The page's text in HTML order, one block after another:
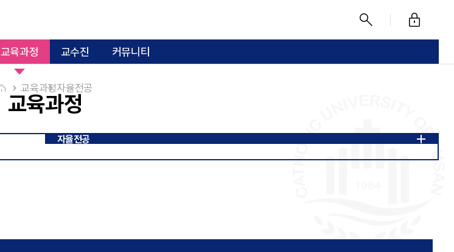
찾
기
로
그
교육과정
과학수사융합전공
의료기기규제과학융합전공 커뮤니티헬스케어융합전공 지역사회현안융합전공
디지털의과학융합전공 스마트국제물류전공 스마트항만물류전공 한국어문화마이크로전공
교수진 커뮤니티
교육과정
교육과정자율전공
자율전공